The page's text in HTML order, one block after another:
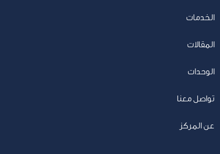
الخدمات
المقالات
الوحدات
تواصل معنا
عن المركز